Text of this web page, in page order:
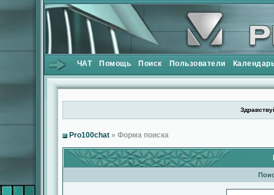
ЧАТ Помощь Поиск Пользователи
Pro100chat » Форма поиска